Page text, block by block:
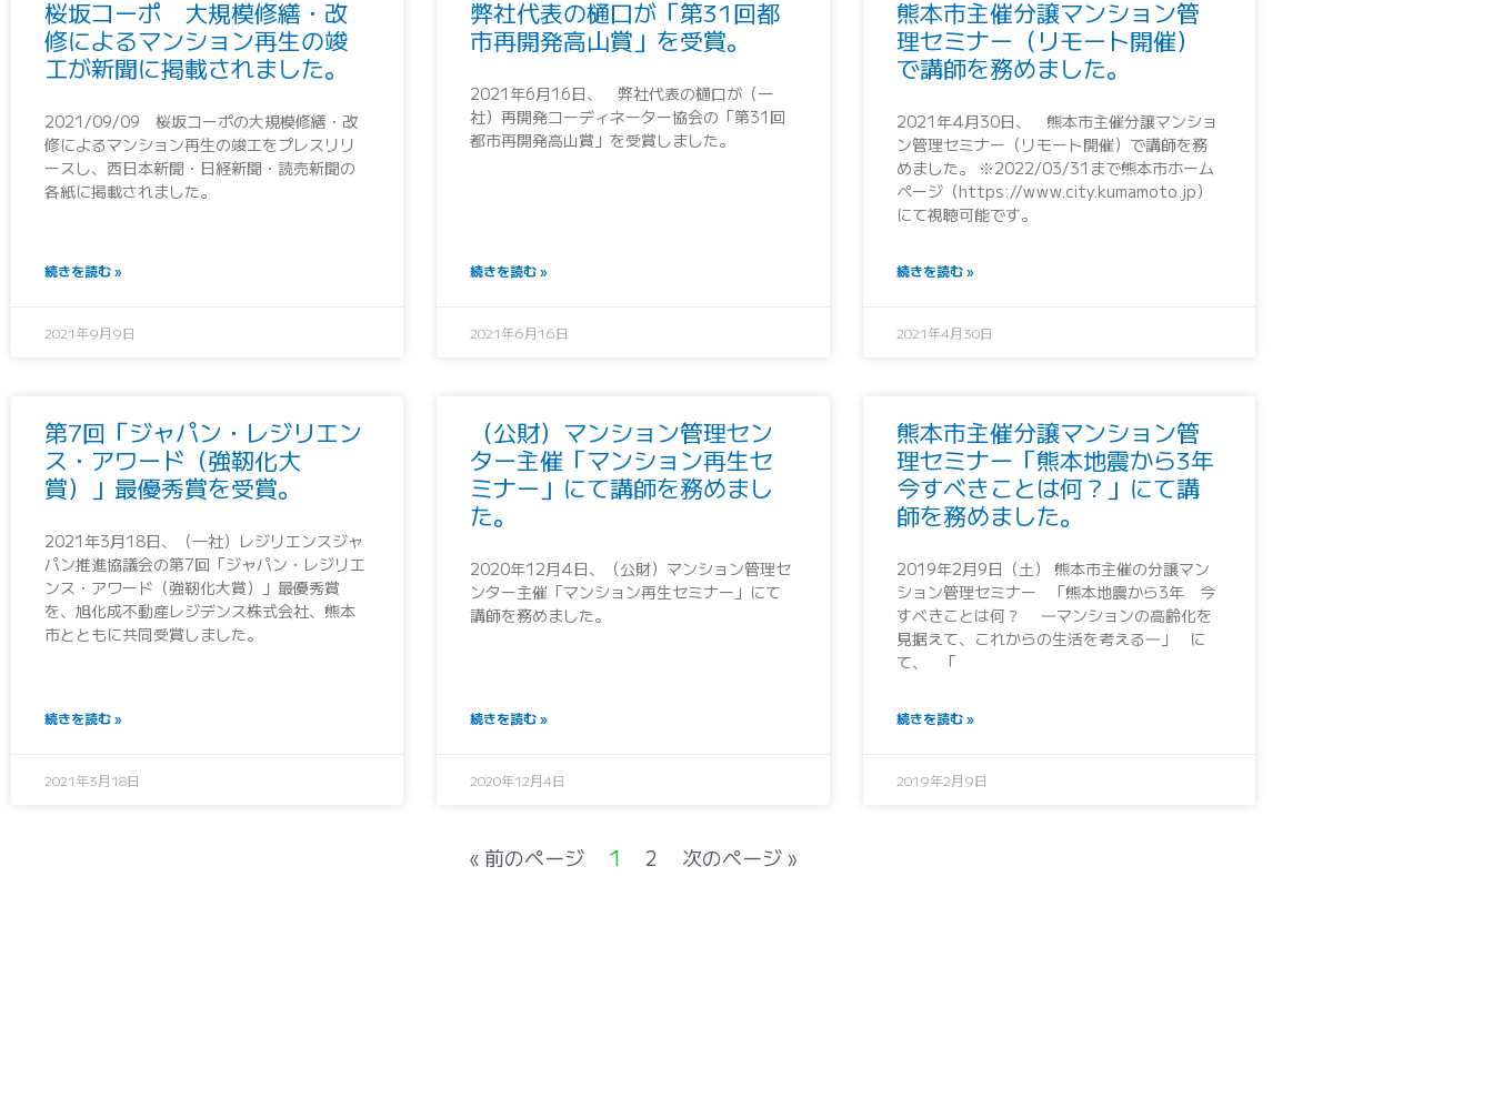
桜坂コーポ 大規模修繕・改
修によるマンション再生の竣
工が新聞に掲載されました。
2021/09/09 桜坂コーポの大規模修繕・改
修によるマンション再生の竣工をプレスリリ
ースし、西日本新聞・日経新聞・読売新聞の
各紙に掲載されました。
続きを読む »
2021年9月9日
弊社代表の樋口が「第31回都
市再開発高山賞」を受賞。
2021年6月16日、 弊社代表の樋口が（一
社）再開発コーディネーター協会の「第31回
都市再開発高山賞」を受賞しました。
続きを読む »
2021年6月16日
熊本市主催分譲マンション管
理セミナー（リモート開催）
で講師を務めました。
2021年4月30日、 熊本市主催分譲マンショ
ン管理セミナー（リモート開催）で講師を務
めました。 ※2022/03/31まで熊本市ホーム
ページ（https://www.city.kumamoto.jp）
にて視聴可能です。
続きを読む »
2021年4月30日
第7回「ジャパン・レジリエン
ス・アワード（強靭化大
賞）」最優秀賞を受賞。
2021年3月18日、（一社）レジリエンスジャ
パン推進協議会の第7回「ジャパン・レジリエ
ンス・アワード（強靭化大賞）」最優秀賞
を、旭化成不動産レジデンス株式会社、熊本
市とともに共同受賞しました。
続きを読む »
2021年3月18日
（公財）マンション管理セン
ター主催「マンション再生セ
ミナー」にて講師を務めまし
た。
2020年12月4日、（公財）マンション管理セ
ンター主催「マンション再生セミナー」にて
講師を務めました。
続きを読む »
2020年12月4日
熊本市主催分譲マンション管
理セミナー「熊本地震から3年
今すべきことは何？」にて講
師を務めました。
2019年2月9日（土） 熊本市主催の分譲マン
ション管理セミナー 「熊本地震から3年 今
すべきことは何？ ―マンションの高齢化を
見据えて、これからの生活を考える―」 に
て、 「
続きを読む »
2019年2月9日
« 前のページ 1 2 次のページ »